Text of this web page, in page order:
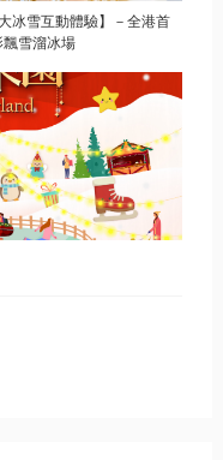
冰雪互動體驗】－全港首
雪溜冰場